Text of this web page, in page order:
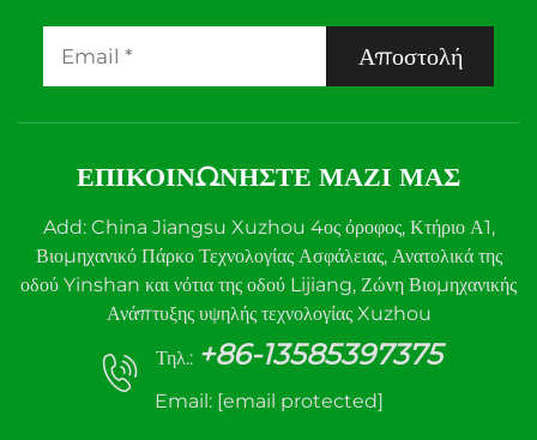
Αποστολή
ΕΠΙΚΟΙΝΩΝΉΣΤΕ ΜΑΖΊ ΜΑΣ
Add: China Jiangsu Xuzhou 4ος όροφος, Κτήριο Α1,
Βιομηχανικό Πάρκο Τεχνολογίας Ασφάλειας, Ανατολικά της
οδού Yinshan και νότια της οδού Lijiang, Ζώνη Βιομηχανικής
Ανάπτυξης υψηλής τεχνολογίας Xuzhou
Τηλ.: +86-13585397375
Email: [email protected]